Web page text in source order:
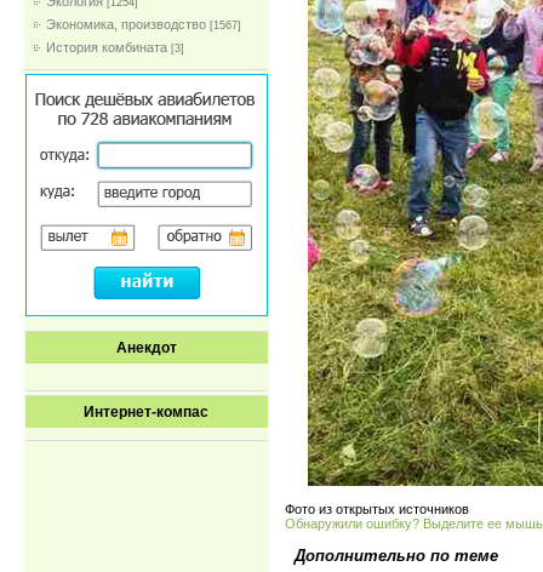
[1254]
Экономика, производство [1567]
История комбината [3]
Анекдот
Интернет-компас
Фото из открытых источников
Обнаружили ошибку? Выделите ее
Дополнительно по теме